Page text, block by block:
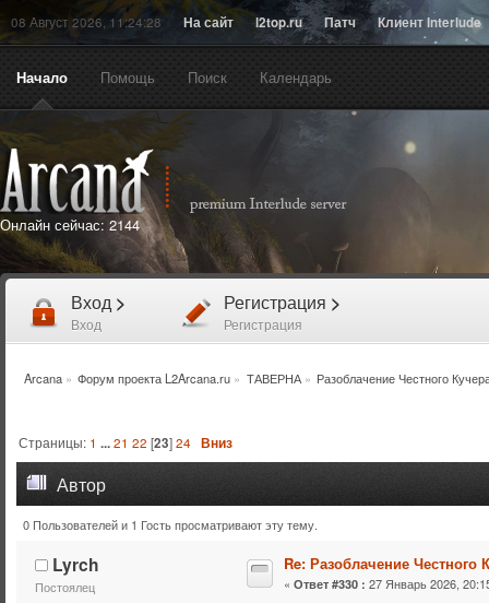
08 Август 2026, 11:24:28 На сайт l2top.ru Патч Клиент Interlude
Начало Помощь Поиск Календарь
Онлайн сейчас: 2144
Вход >
Вход
Регистрация >
Регистрация
Arcana» Форум проекта L2Arcana.ru » ТАВЕРНА» Разоблачение Честного
Страницы: 1 ...21 22 [23]24 Вниз
Автор
Тема: Разоблачение Честного Кучера (Прочитано
0 Пользователей и 1 Гость просматривают эту тему.
Lyrch
Постоялец
Re: Разоблачение Честного
« Ответ #330 : 27 Январь 2026,